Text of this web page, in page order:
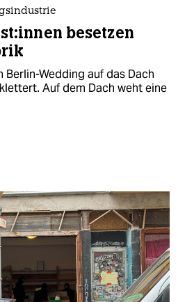
besetzen
Wedding auf das Dach
Auf dem Dach weht eine